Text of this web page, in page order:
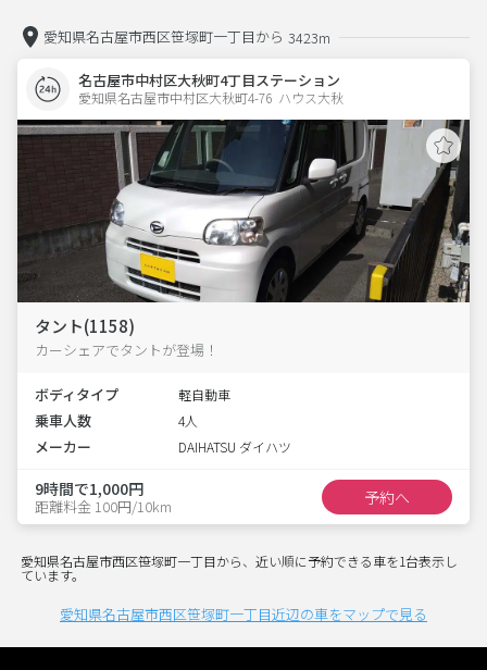
愛知県名古屋市西区笹塚町一丁目から 3423m
名古屋市中村区大秋町4丁目ステーション
愛知県名古屋市中村区大秋町4-76  ハウス大秋
タント(1158)
カーシェアでタントが登場！
ボディタイプ 軽自動車
乗車人数 4人
メーカー DAIHATSU ダイハツ
9時間で1,000円
距離料金 100円/10km 予約へ
愛知県名古屋市西区笹塚町一丁目から、近い順に予約できる車を1台表示し
ています。
愛知県名古屋市西区笹塚町一丁目近辺の車をマップで見る